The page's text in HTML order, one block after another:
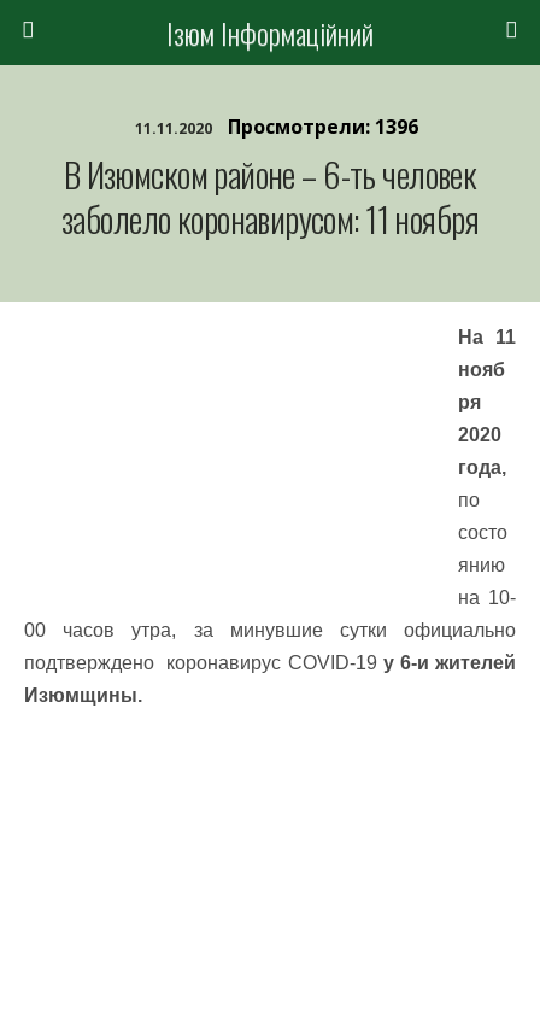
Ізюм Інформаційний
11.11.2020 Просмотрели: 1396
В Изюмском районе – 6-ть человек
заболело коронавирусом: 11 ноября
На 11
нояб
ря
2020
года,
по
состо
янию
на 10-
00 часов утра, за минувшие сутки официально
подтверждено коронавирус COVID-19 у 6-и жителей
Изюмщины.